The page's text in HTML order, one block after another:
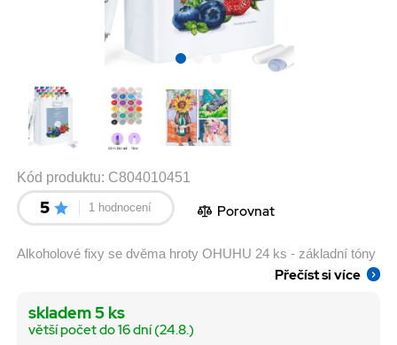
Kód produktu: C804010451
5 1 hodnocení Porovnat
Alkoholové fixy se dvěma hroty OHUHU 24 ks - základní tóny
Přečíst si více
skladem 5 ks
větší počet do 16 dní (24.8.)